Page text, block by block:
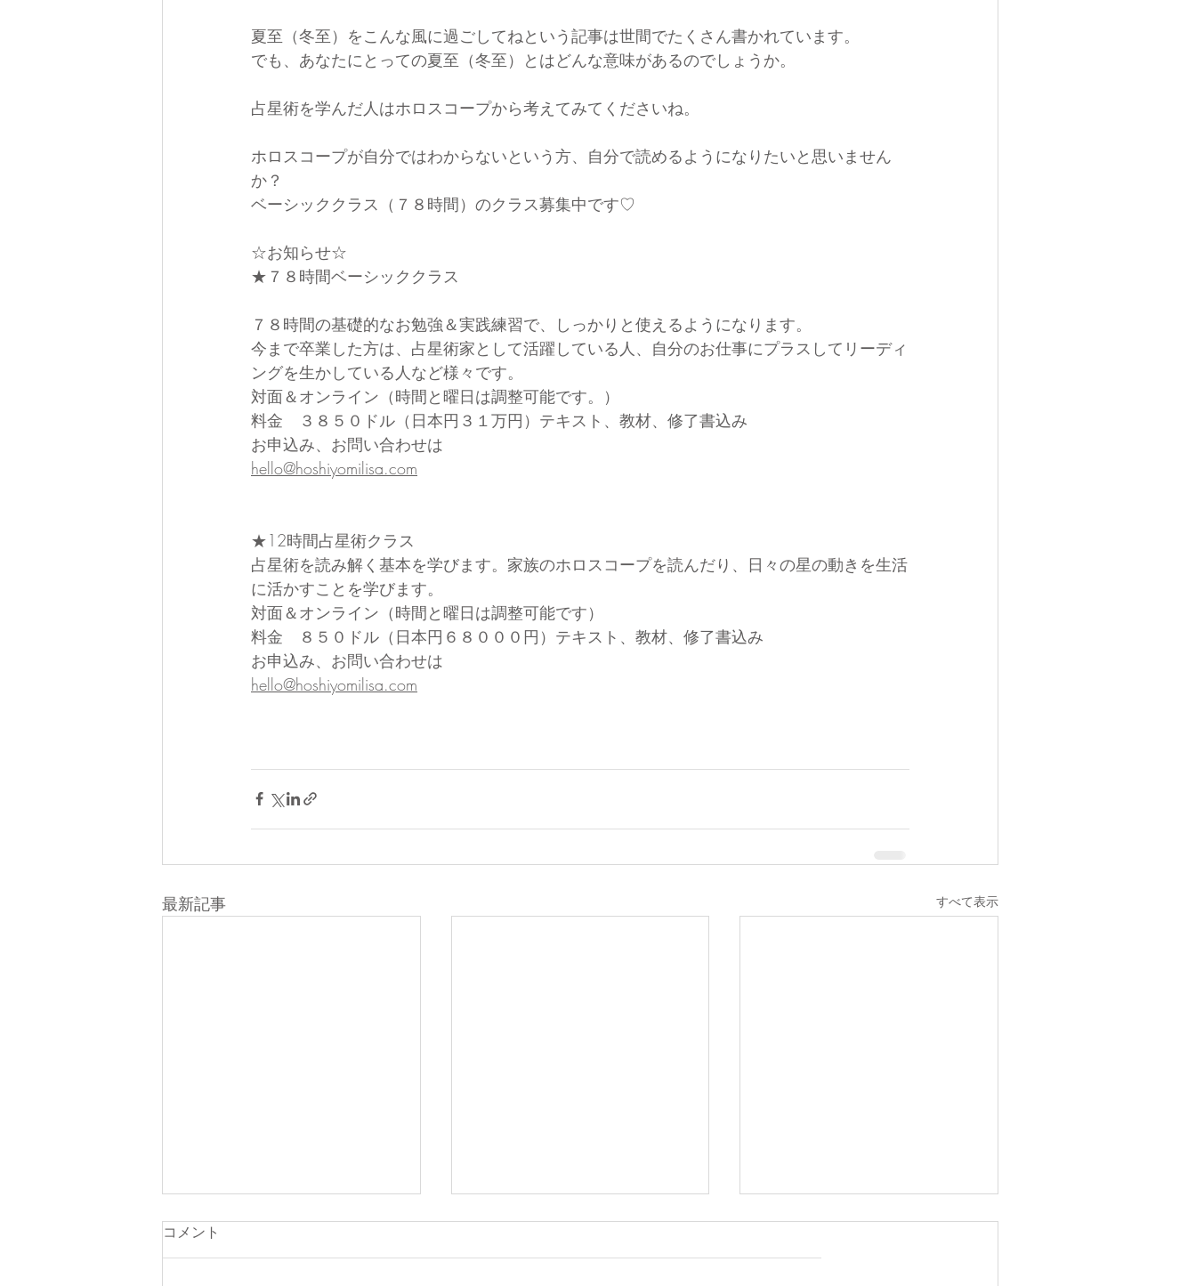
夏至（冬至）をこんな風に過ごしてねという記事は世間でたくさん書かれています。
でも、あなたにとっての夏至（冬至）とはどんな意味があるのでしょうか。
占星術を学んだ人はホロスコープから考えてみてくださいね。
ホロスコープが自分ではわからないという方、自分で読めるようになりたいと思いません
か？
ベーシッククラス（７８時間）のクラス募集中です♡
☆お知らせ☆
★７８時間ベーシッククラス
７８時間の基礎的なお勉強＆実践練習で、しっかりと使えるようになります。
今まで卒業した方は、占星術家として活躍している人、自分のお仕事にプラスしてリーディ
ングを生かしている人など様々です。
対面＆オンライン（時間と曜日は調整可能です。）
料金　３８５０ドル（日本円３１万円）テキスト、教材、修了書込み
お申込み、お問い合わせは
hello@hoshiyomilisa.com
★12時間占星術クラス
占星術を読み解く基本を学びます。家族のホロスコープを読んだり、日々の星の動きを生活
に活かすことを学びます。
対面＆オンライン（時間と曜日は調整可能です）
料金　８５０ドル（日本円６８０００円）テキスト、教材、修了書込み
お申込み、お問い合わせは
hello@hoshiyomilisa.com
最新記事 すべて表示
コメント